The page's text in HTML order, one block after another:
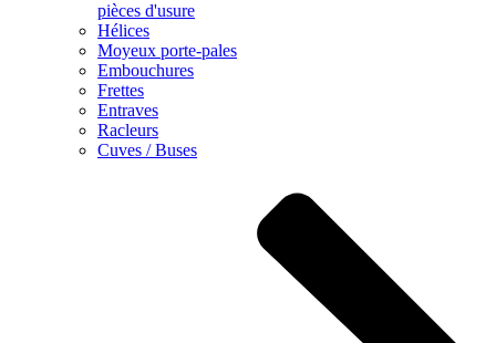
pièces d'usure
Hélices
Moyeux porte-pales
Embouchures
Frettes
Entraves
Racleurs
Cuves / Buses